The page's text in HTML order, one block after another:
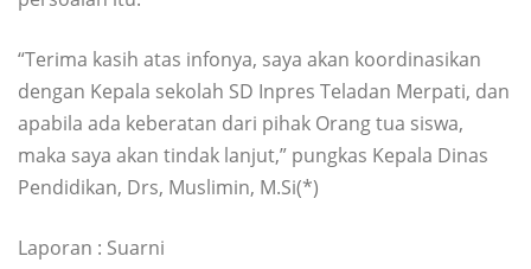
“Terima kasih atas infonya, saya akan koordinasikan
dengan Kepala sekolah SD Inpres Teladan Merpati, dan
apabila ada keberatan dari pihak Orang tua siswa,
maka saya akan tindak lanjut,” pungkas Kepala Dinas
Pendidikan, Drs, Muslimin, M.Si(*)
Laporan : Suarni